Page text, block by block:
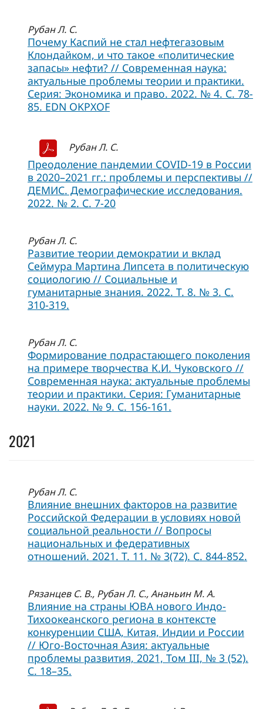
Рубан Л. С.
Почему Каспий не стал нефтегазовым
Клондайком, и что такое «политические
запасы» нефти? // Современная наука:
актуальные проблемы теории и практики.
Серия: Экономика и право. 2022. № 4. С. 78-
85. EDN OKPXOF
Рубан Л. С.
Преодоление пандемии COVID-19 в России
в 2020–2021 гг.: проблемы и перспективы //
ДЕМИС. Демографические исследования.
2022. № 2. С. 7-20
Рубан Л. С.
Развитие теории демократии и вклад
Сеймура Мартина Липсета в политическую
социологию // Социальные и
гуманитарные знания. 2022. Т. 8. № 3. С.
310-319.
Рубан Л. С.
Формирование подрастающего поколения
на примере творчества К.И. Чуковского //
Современная наука: актуальные проблемы
теории и практики. Серия: Гуманитарные
науки. 2022. № 9. С. 156-161.
2021
Рубан Л. С.
Влияние внешних факторов на развитие
Российской Федерации в условиях новой
социальной реальности // Вопросы
национальных и федеративных
отношений. 2021. Т. 11. № 3(72). С. 844-852.
Рязанцев С. В., Рубан Л. С., Ананьин М. А.
Влияние на страны ЮВА нового Индо-
Тихоокеанского региона в контексте
конкуренции США, Китая, Индии и России
// Юго-Восточная Азия: актуальные
проблемы развития, 2021, Том III, № 3 (52).
С. 18–35.